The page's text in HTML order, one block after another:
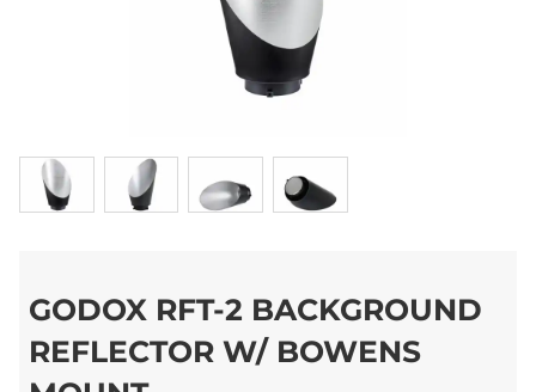
GODOX RFT-2 BACKGROUND
REFLECTOR W/ BOWENS